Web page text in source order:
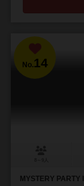
No.14
MYSTERY PARTY